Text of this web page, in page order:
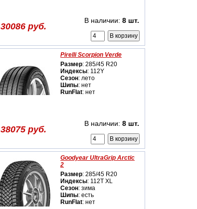
30086 руб.
В наличии: 8 шт.
Pirelli Scorpion Verde
Размер: 285/45 R20
Индексы: 112Y
Сезон: лето
Шипы: нет
RunFlat: нет
38075 руб.
В наличии: 8 шт.
Goodyear UltraGrip Arctic
2
Размер: 285/45 R20
Индексы: 112T XL
Сезон: зима
Шипы: есть
RunFlat: нет